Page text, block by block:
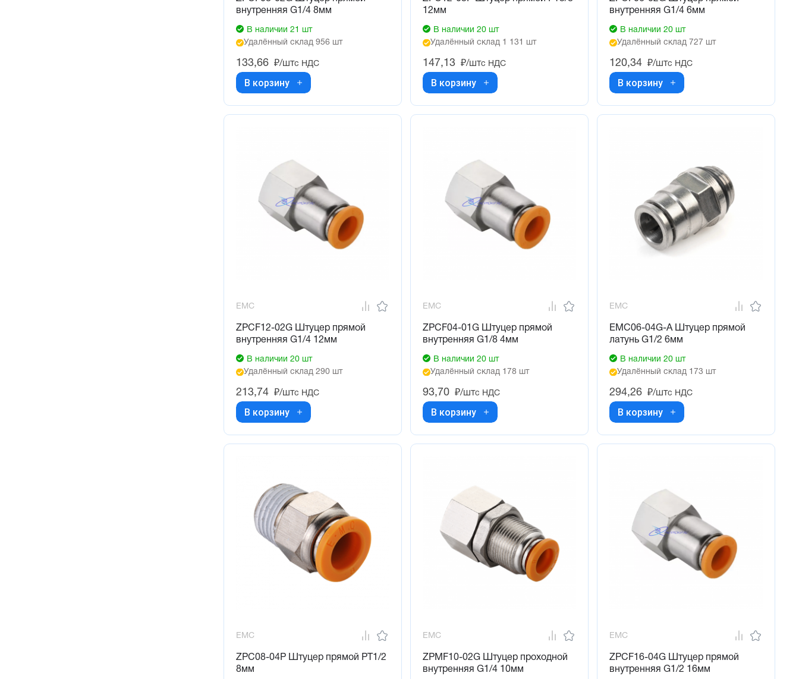
внутренняя G1/4 8мм
В наличии 21 шт
Удалённый склад 956 шт
133,66 ₽/штс НДС
В корзину
12мм
В наличии 20 шт
Удалённый склад 1 131 шт
147,13 ₽/штс НДС
В корзину
внутренняя G1/4 6мм
В наличии 20 шт
Удалённый склад 727 шт
120,34 ₽/штс НДС
В корзину
EMC
ZPCF12-02G Штуцер прямой
внутренняя G1/4 12мм
В наличии 20 шт
Удалённый склад 290 шт
213,74 ₽/штс НДС
В корзину
EMC
ZPCF04-01G Штуцер прямой
внутренняя G1/8 4мм
В наличии 20 шт
Удалённый склад 178 шт
93,70 ₽/штс НДС
В корзину
EMC
EMC06-04G-A Штуцер прямой
латунь G1/2 6мм
В наличии 20 шт
Удалённый склад 173 шт
294,26 ₽/штс НДС
В корзину
EMC
ZPC08-04P Штуцер прямой PT1/2
8мм
EMC
ZPMF10-02G Штуцер проходной
внутренняя G1/4 10мм
EMC
ZPCF16-04G Штуцер прямой
внутренняя G1/2 16мм